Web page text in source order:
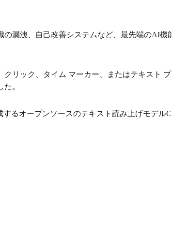
漏洩、自己改善システムなど、最先端のAI
クリック、タイム マーカー、またはテキスト
。
るオープンソースのテキスト読み上げモデル